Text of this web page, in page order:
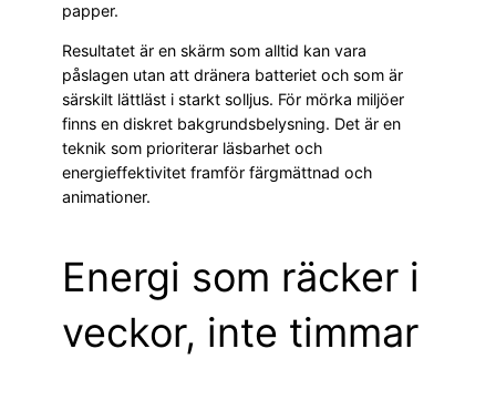
papper.
Resultatet är en skärm som alltid kan vara
påslagen utan att dränera batteriet och som är
särskilt lättläst i starkt solljus. För mörka miljöer
finns en diskret bakgrundsbelysning. Det är en
teknik som prioriterar läsbarhet och
energieffektivitet framför färgmättnad och
animationer.
Energi som räcker i
veckor, inte timmar